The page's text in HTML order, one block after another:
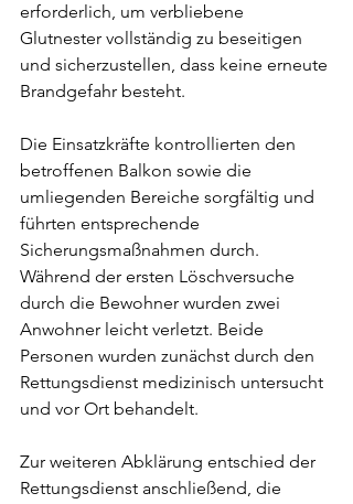
erforderlich, um verbliebene
Glutnester vollständig zu beseitigen
und sicherzustellen, dass keine erneute
Brandgefahr besteht.
Die Einsatzkräfte kontrollierten den
betroffenen Balkon sowie die
umliegenden Bereiche sorgfältig und
führten entsprechende
Sicherungsmaßnahmen durch.
Während der ersten Löschversuche
durch die Bewohner wurden zwei
Anwohner leicht verletzt. Beide
Personen wurden zunächst durch den
Rettungsdienst medizinisch untersucht
und vor Ort behandelt.
Zur weiteren Abklärung entschied der
Rettungsdienst anschließend, die